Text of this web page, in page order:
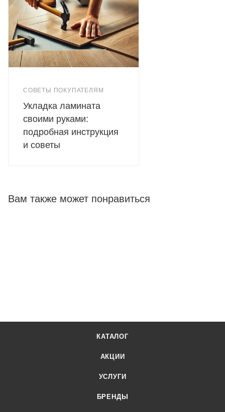
СОВЕТЫ ПОКУПАТЕЛЯМ
Укладка ламината
своими руками:
подробная инструкция
и советы
Вам также может понравиться
КАТАЛОГ
АКЦИИ
УСЛУГИ
БРЕНДЫ